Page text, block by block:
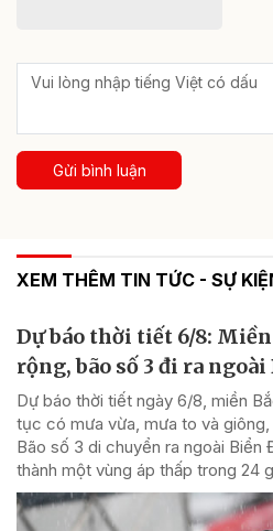
Gửi bình luận
XEM THÊM TIN TỨC - SỰ
Dự báo thời tiết 6/8:
rộng, bão số 3 đi ra
Dự báo thời tiết ngày 6/8, miền
tục có mưa vừa, mưa to và
Bão số 3 di chuyển ra ngoài Biển
thành một vùng áp thấp trong 24